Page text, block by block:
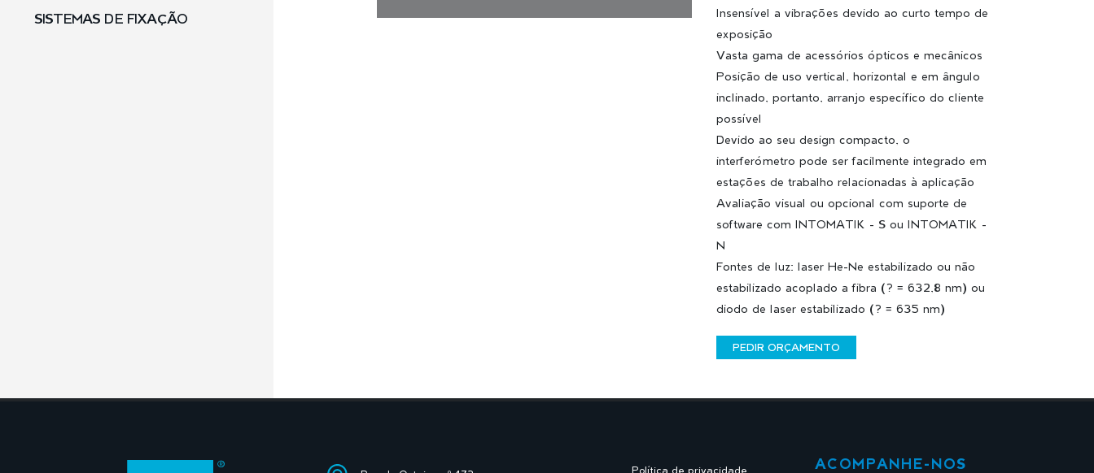
SISTEMAS DE FIXAÇÃO
Insensível a vibrações devido ao curto tempo de
exposição
Vasta gama de acessórios ópticos e mecânicos
Posição de uso vertical, horizontal e em ângulo
inclinado, portanto, arranjo específico do cliente
possível
Devido ao seu design compacto, o
interferómetro pode ser facilmente integrado em
estações de trabalho relacionadas à aplicação
Avaliação visual ou opcional com suporte de
software com INTOMATIK - S ou INTOMATIK -
N
Fontes de luz: laser He-Ne estabilizado ou não
estabilizado acoplado a fibra (? = 632,8 nm) ou
diodo de laser estabilizado (? = 635 nm)
PEDIR ORÇAMENTO
Política de privacidade ACOMPANHE-NOS